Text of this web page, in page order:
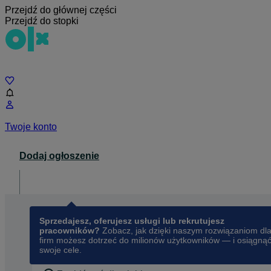
Przejdź do głównej części
Przejdź do stopki
Twoje konto
Dodaj ogłoszenie
Sprzedajesz, oferujesz usługi lub rekrutujesz
pracowników? Zobacz, jak dzięki naszym rozwiązaniom dla
firm możesz dotrzeć do milionów użytkowników — i osiągnąć
swoje cele.